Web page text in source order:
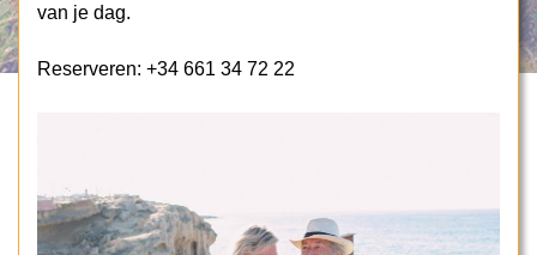
van je dag.
Reserveren: +34 661 34 72 22